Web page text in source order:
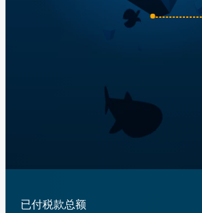
已付税款总额